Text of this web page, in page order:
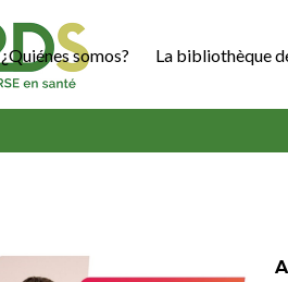
¿Quiénes somos? La bibliothèque